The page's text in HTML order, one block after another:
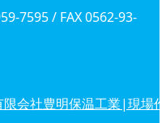
7595 / FAX 0562-93-
会社豊明保温工業|現場